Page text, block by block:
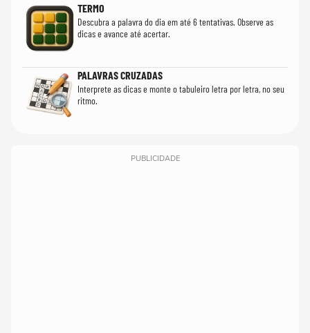
TERMO
Descubra a palavra do dia em até 6 tentativas. Observe as
dicas e avance até acertar.
PALAVRAS CRUZADAS
Interprete as dicas e monte o tabuleiro letra por letra, no seu
ritmo.
PUBLICIDADE